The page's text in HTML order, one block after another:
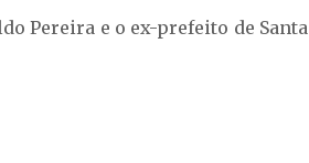
Pereira e o ex-prefeito de Santa